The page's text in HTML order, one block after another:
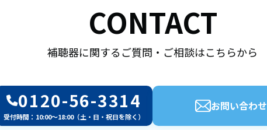
CONTACT
補聴器に関するご質問・ご相談はこちらから
0120-56-3314
受付時間：10:00～18:00（土・日・祝日を除く）
お問い合わせ